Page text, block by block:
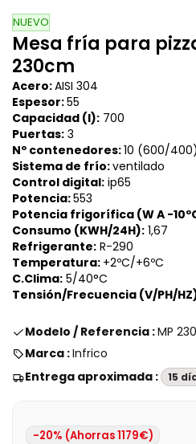
NUEVO
Mesa fría para
230cm
Acero:AISI 304
Espesor:55
Capacidad (l): 700
Puertas: 3
Nº contenedores:10 (600/400)
Sistema de frío:ventilado
Control digital: ip65
Potencia:553
Potencia frigorífica (W A -
Consumo (KWH/24H): 1,67
Refrigerante: R-290
Temperatura: +2ºC/+6ºC
C.Clima: 5/40°C
Tensión/Frecuencia (V/PH/
Modelo / Referencia :MP
Marca :Infrico
Entrega aproximada :
15
-20% (Ahorras 1179€)